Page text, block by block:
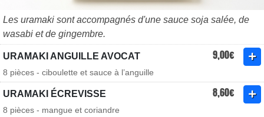
Les uramaki sont accompagnés d'une sauce soja salée, de
wasabi et de gingembre.
URAMAKI ANGUILLE AVOCAT 9,00€
8 pièces - ciboulette et sauce à l’anguille
URAMAKI ÉCREVISSE 8,60€
8 pièces - mangue et coriandre